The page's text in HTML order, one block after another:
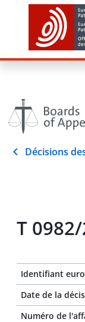
Décisions
T
Identifiant
Date de la
Numéro de